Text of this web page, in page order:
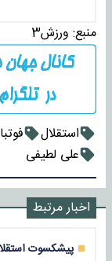
منبع: ورزش3
استقلال
علی لطیفی
اخبار مرتبط
پیشکسوت